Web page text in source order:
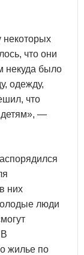
некоторых
что они
некуда было
одежду,
что
детям», —
них
люди
жилье по